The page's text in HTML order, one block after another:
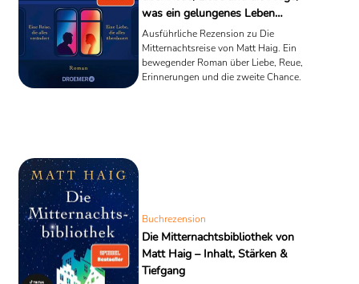
was ein gelungenes Leben
ausmacht
Ausführliche Rezension zu Die
Mitternachtsreise von Matt Haig. Ein
bewegender Roman über Liebe, Reue,
Erinnerungen und die zweite Chance.
Buchrezension
Die Mitternachtsbibliothek von
Matt Haig – Inhalt, Stärken &
Tiefgang